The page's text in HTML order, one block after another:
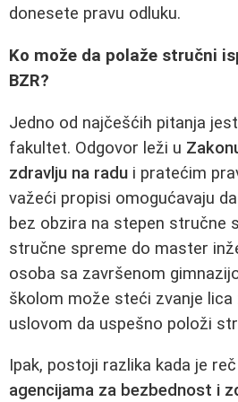
donesete pravu odluku.
Ko može da polaže stručni
BZR?
Jedno od najčešćih pitanja
fakultet. Odgovor leži u
zdravlju na radu i pratećim
važeći propisi omogućavaju
bez obzira na stepen stručne
stručne spreme do master
osoba sa završenom
školom može steći zvanje lica
uslovom da uspešno položi
Ipak, postoji razlika kada je
agencijama za bezbednost i